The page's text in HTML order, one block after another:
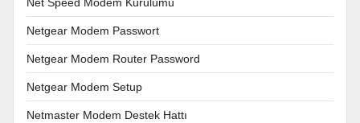
Netgear Modem Passwort
Netgear Modem Router Password
Netgear Modem Setup
Netmaster Modem Destek Hattı